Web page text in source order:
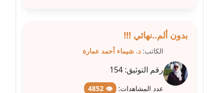
مدونة طه ابوزيد
مدونة طه عبد الوهاب
بدون ألم..نهائي !!!
الكاتب: د. شيماء أحمد عمارة
رقم التوثيق: 154
عدد المشاهدات: 👁 4852